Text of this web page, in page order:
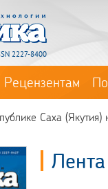
2227-8400
Рецензентам
Саха (Якутия)